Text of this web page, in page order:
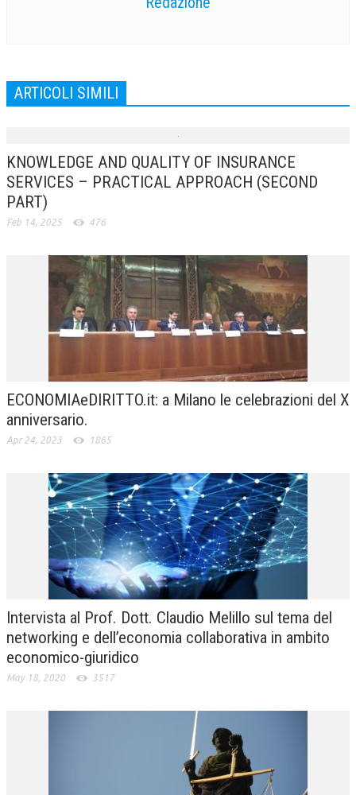
ARTICOLI SIMILI
KNOWLEDGE AND QUALITY OF INSURANCE
SERVICES – PRACTICAL APPROACH (SECOND
PART)
Feb 14, 2025 476
ECONOMIAeDIRITTO.it: a Milano le celebrazioni del X
anniversario.
Apr 24, 2023 1865
Intervista al Prof. Dott. Claudio Melillo sul tema del
networking e dell’economia collaborativa in ambito
economico-giuridico
May 18, 2020 3517